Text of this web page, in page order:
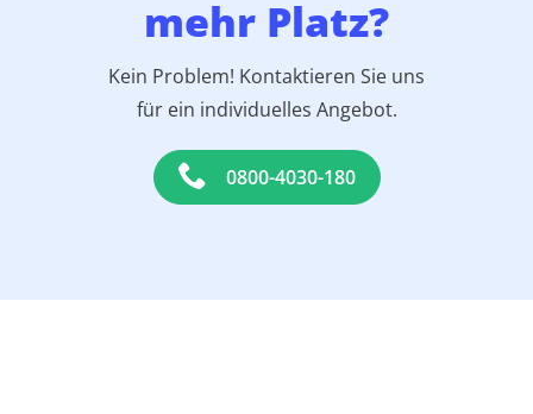
mehr Platz?
Kein Problem! Kontaktieren Sie uns
für ein individuelles Angebot.
0800-4030-180